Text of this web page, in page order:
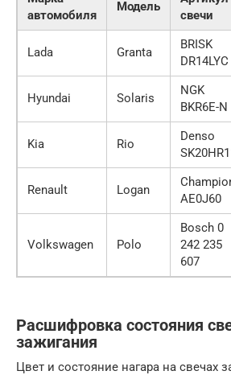
автомобиля
Модель
свечи
Lada Granta
BRISK
DR14LYC
Hyundai Solaris
NGK
BKR6E-N
Kia Rio
Denso
Renault Logan
AE0J60
Volkswagen Polo
Bosch 0
242 235
607
Расшифровка состояния
зажигания
Цвет и состояние нагара на свечах